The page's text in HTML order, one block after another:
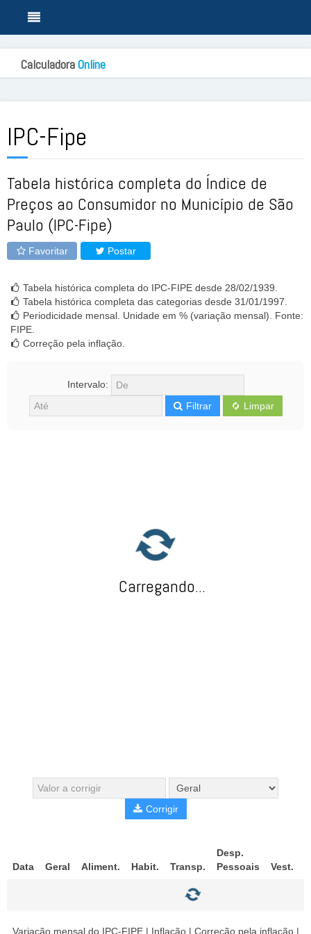
CalculadoraOnline
IPC-Fipe
Tabela histórica completa do Índice de
Preços ao Consumidor no Município de São
Paulo (IPC-Fipe)
Favoritar Postar
Tabela histórica completa do IPC-FIPE desde 28/02/1939.
Tabela histórica completa das categorias desde 31/01/1997.
Periodicidade mensal. Unidade em % (variação mensal). Fonte:
FIPE.
Correção pela inflação.
Intervalo:
Filtrar
Limpar
Carregando...
Corrigir
Data Geral Aliment. Habit. Transp.
Desp.
Pessoais
Vest.
Variação mensal do IPC-FIPE | Inflação | Correção pela inflação |